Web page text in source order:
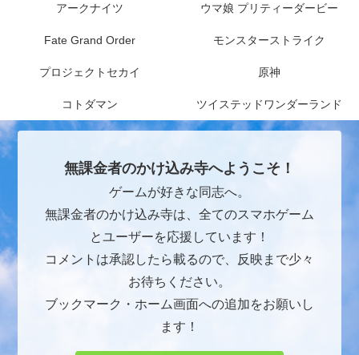
アークナイツ ウマ娘 プリティーダービー
Fate Grand Order モンスターストライク
プロジェクトセカイ 原神
コトダマン ツイステッドワンダーランド
無課金者のかけ込み寺へようこそ！
ゲームが好きな同志へ。
無課金者のかけ込み寺は、全てのスマホゲーム
とユーザーを応援しています！
コメントは承認したら載るので、反映まで少々
お待ちください。
ブックマーク・ホーム画面への追加をお願いし
ます！